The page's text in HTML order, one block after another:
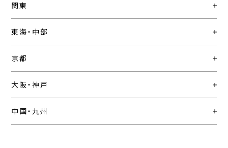
関東
東海・中部
京都
大阪・神戸
中国・九州